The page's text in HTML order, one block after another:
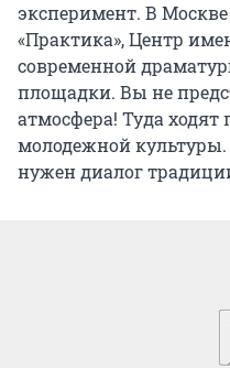
эксперимент. В Москве
«Практика», Центр
современной
площадки. Вы не
атмосфера! Туда ходят
молодежной культуры.
нужен диалог